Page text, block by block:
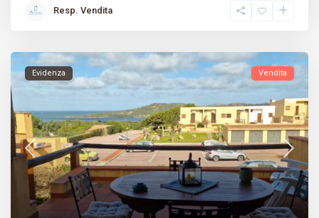
Resp. Vendita
Evidenza Vendita